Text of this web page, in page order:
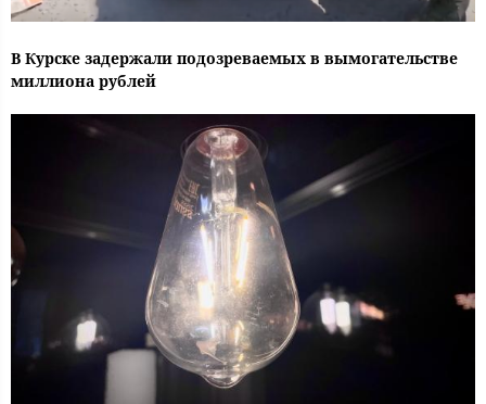
В Курске задержали подозреваемых в вымогательстве
миллиона рублей